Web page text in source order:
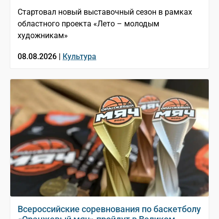
Стартовал новый выставочный сезон в рамках
областного проекта «Лето – молодым
художникам»
08.08.2026 | Культура
Всероссийские соревнования по баскетболу